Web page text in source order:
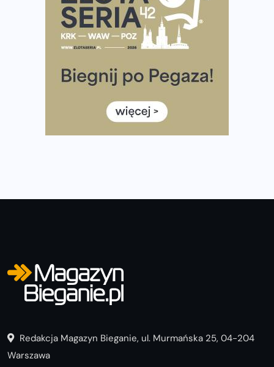
Co ma dużo białka? Produkty, które warto włączyć do
Rozbiegany Olsztyn szykuje się na weekend z
Już w tę sobotę 35. Bieg Powstania Warszawskiego.
Wystartuje rekordowa liczba uczestników
35. Bieg Powstania Warszawskiego – praktyczny
poradnik przed startem
Redakcja Magazyn Bieganie, ul. Murmańska 25, 04-204
Warszawa